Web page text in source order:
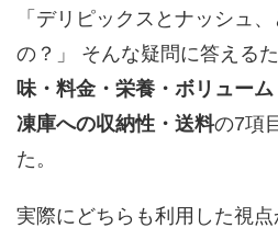
「デリピックスとナッシュ
の？」 そんな疑問に答える
味・料金・栄養・ボリュー
凍庫への収納性・送料の7項
た。
実際にどちらも利用した視